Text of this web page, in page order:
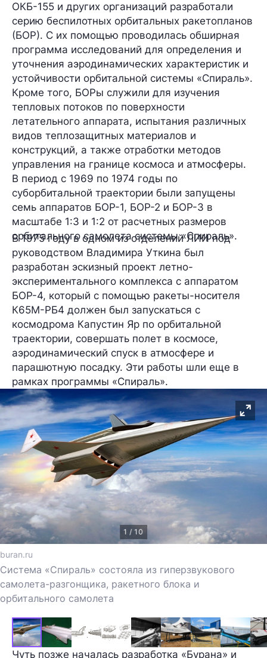
ОКБ-155 и других организаций разработали
серию беспилотных орбитальных ракетопланов
(БОР). С их помощью проводилась обширная
программа исследований для определения и
уточнения аэродинамических характеристик и
устойчивости орбитальной системы «Спираль».
Кроме того, БОРы служили для изучения
тепловых потоков по поверхности
летательного аппарата, испытания различных
видов теплозащитных материалов и
конструкций, а также отработки методов
управления на границе космоса и атмосферы.
В период с 1969 по 1974 годы по
суборбитальной траектории были запущены
семь аппаратов БОР-1, БОР-2 и БОР-3 в
масштабе 1:3 и 1:2 от расчетных размеров
орбитального самолета системы «Спираль».
В 1975 году в одном из отделений ЛИИ под
руководством Владимира Уткина был
разработан эскизный проект летно-
экспериментального комплекса с аппаратом
БОР-4, который с помощью ракеты-носителя
К65М-РБ4 должен был запускаться с
космодрома Капустин Яр по орбитальной
траектории, совершать полет в космосе,
аэродинамический спуск в атмосфере и
парашютную посадку. Эти работы шли еще в
рамках программы «Спираль».
1 / 10
buran.ru
Система «Спираль» состояла из гиперзвукового
самолета-разгонщика, ракетного блока и
орбитального самолета
Чуть позже началась разработка «Бурана» и